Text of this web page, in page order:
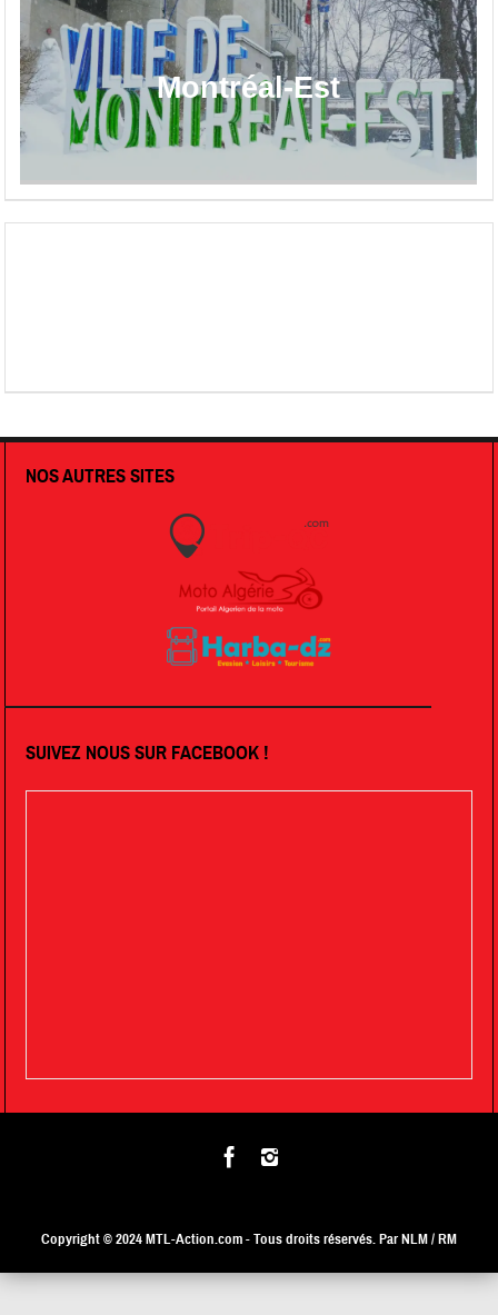
Montréal-Est
NOS AUTRES SITES
SUIVEZ NOUS SUR FACEBOOK !
Copyright © 2024MTL-Action.com- Tous droits réservés. Par NLM / RM